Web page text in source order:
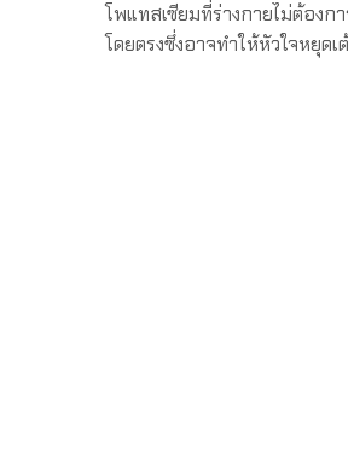
โพแทสเซียมที่ร่างกายไม่ต้อง
โดยตรงซึ่งอาจทำให้หัวใจหยุด